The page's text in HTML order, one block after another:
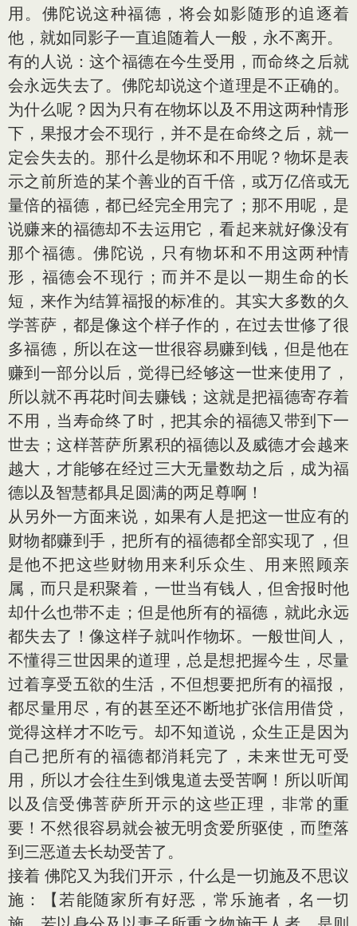
用。佛陀说这种福德，将会如影随形的追逐着
他，就如同影子一直追随着人一般，永不离开。
有的人说：这个福德在今生受用，而命终之后就
会永远失去了。佛陀却说这个道理是不正确的。
为什么呢？因为只有在物坏以及不用这两种情形
下，果报才会不现行，并不是在命终之后，就一
定会失去的。那什么是物坏和不用呢？物坏是表
示之前所造的某个善业的百千倍，或万亿倍或无
量倍的福德，都已经完全用完了；那不用呢，是
说赚来的福德却不去运用它，看起来就好像没有
那个福德。佛陀说，只有物坏和不用这两种情
形，福德会不现行；而并不是以一期生命的长
短，来作为结算福报的标准的。其实大多数的久
学菩萨，都是像这个样子作的，在过去世修了很
多福德，所以在这一世很容易赚到钱，但是他在
赚到一部分以后，觉得已经够这一世来使用了，
所以就不再花时间去赚钱；这就是把福德寄存着
不用，当寿命终了时，把其余的福德又带到下一
世去；这样菩萨所累积的福德以及威德才会越来
越大，才能够在经过三大无量数劫之后，成为福
德以及智慧都具足圆满的两足尊啊！
从另外一方面来说，如果有人是把这一世应有的
财物都赚到手，把所有的福德都全部实现了，但
是他不把这些财物用来利乐众生、用来照顾亲
属，而只是积聚着，一世当有钱人，但舍报时他
却什么也带不走；但是他所有的福德，就此永远
都失去了！像这样子就叫作物坏。一般世间人，
不懂得三世因果的道理，总是想把握今生，尽量
过着享受五欲的生活，不但想要把所有的福报，
都尽量用尽，有的甚至还不断地扩张信用借贷，
觉得这样才不吃亏。却不知道说，众生正是因为
自己把所有的福德都消耗完了，未来世无可受
用，所以才会往生到饿鬼道去受苦啊！所以听闻
以及信受佛菩萨所开示的这些正理，非常的重
要！不然很容易就会被无明贪爱所驱使，而堕落
到三恶道去长劫受苦了。
接着 佛陀又为我们开示，什么是一切施及不思议
施：【若能随家所有好恶，常乐施者，名一切